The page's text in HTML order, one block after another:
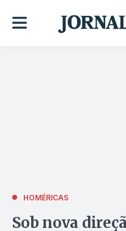
HOMÉRICAS
Sob nova